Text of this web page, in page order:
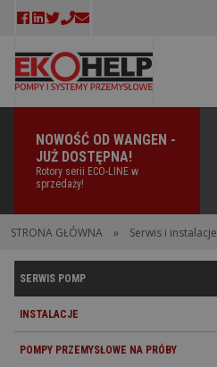
NOWOŚĆ OD WANGEN -
JUŻ DOSTĘPNA!
Rotory serii ECO-LINE w
sprzedaży!
STRONA GŁÓWNA » Serwis i instalacje
SERWIS POMP
INSTALACJE
POMPY PRZEMYSŁOWE NA PRÓBY